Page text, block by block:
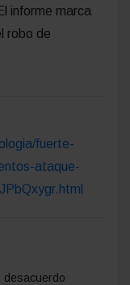
informe marca
robo de
fuerte-
ataque-
desacuerdo